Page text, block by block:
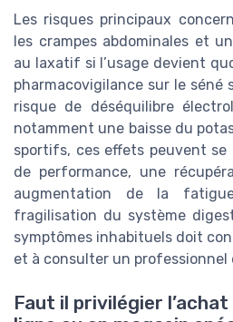
Les risques principaux
les crampes abdominales et
au laxatif si l’usage devient
pharmacovigilance sur le séné
risque de déséquilibre
notamment une baisse du
sportifs, ces effets peuvent se
de performance, une
augmentation de la
fragilisation du système
symptômes inhabituels doit
et à consulter un professionnel
Faut il privilégier